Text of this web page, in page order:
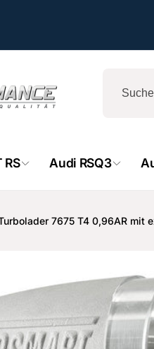
RS Audi RSQ3
7675 T4 0,96AR mit
-
74706